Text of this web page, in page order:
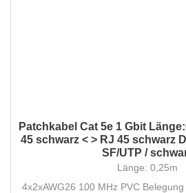
Patchkabel Cat 5e 1 Gbit
45 schwarz < > RJ 45 schwarz
SF/UTP /
Länge: 0,25m
4x2xAWG26 100 MHz PVC